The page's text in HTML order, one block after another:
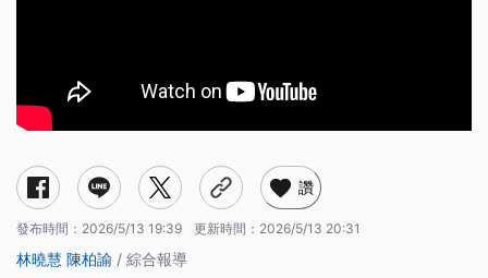
讚
發布時間： 2026/5/13 19:39 更新時間： 2026/5/13 20:31
林曉慧 陳柏諭 / 綜合報導